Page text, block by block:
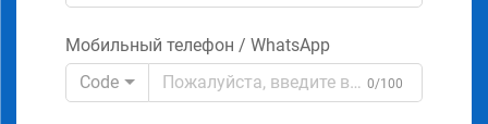
Мобильный телефон / WhatsApp
Code
0/100